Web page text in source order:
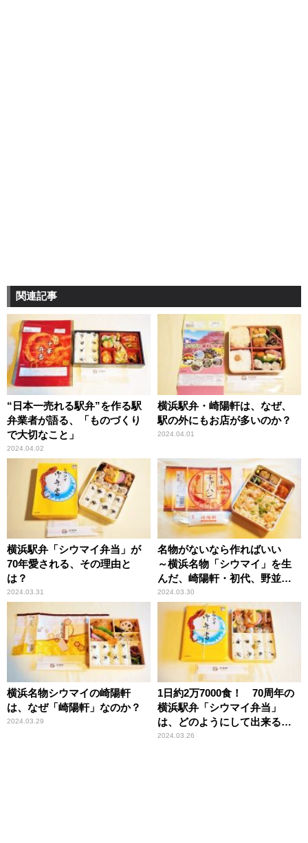
関連記事
“日本一売れる駅弁”を作る駅
弁業者が語る、「ものづくり
で大切なこと」
2024.04.02
横浜駅弁・崎陽軒は、なぜ、
駅の外にもお店が多いのか？
2024.04.01
横浜駅弁「シウマイ弁当」が
70年愛される、その理由と
は？
2024.03.31
名物がないなら作ればいい
～横浜名物「シウマイ」を生
んだ、崎陽軒・初代、野並茂
吉の精神とは？
2024.03.30
横浜名物シウマイの崎陽軒
は、なぜ「崎陽軒」なのか？
2024.03.29
1日約2万7000食！ 70周年の
横浜駅弁「シウマイ弁当」
は、どのようにして出来るの
か？
2024.03.26